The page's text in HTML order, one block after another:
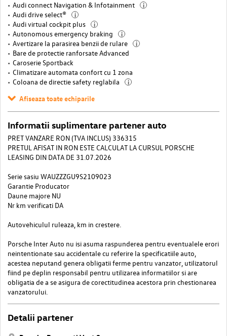
Audi connect Navigation & Infotainment i
Audi drive select® i
Audi virtual cockpit plus i
Autonomous emergency braking i
Avertizare la parasirea benzii de rulare i
Bare de protectie ranforsate Advanced
Caroserie Sportback
Climatizare automata confort cu 1 zona
Coloana de directie safety reglabila
i
Afiseaza toate echiparile
Informatii suplimentare partener auto
PRET VANZARE RON (TVA INCLUS) 336315
PRETUL AFISAT IN RON ESTE CALCULAT LA CURSUL PORSCHE
LEASING DIN DATA DE 31.07.2026
Serie sasiu WAUZZZGU9S2109023
Garantie Producator
Daune majore NU
Nr km verificati DA
Autovehiculul ruleaza, km in crestere.
Porsche Inter Auto nu isi asuma raspunderea pentru eventualele erori
neintentionate sau accidentale cu referire la specificatiile auto,
acestea neputand genera obligatii ferme pentru vanzator, utilizatorul
fiind pe deplin responsabil pentru utilizarea informatiilor si are
obligatia de a se asigura de corectitudinea acestora prin chestionarea
vanzatorului.
Detalii partener